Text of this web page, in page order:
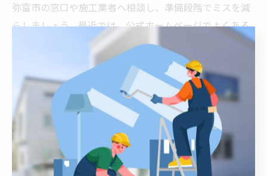
弥富市の窓口や施工業者へ相談し、準備段階でミスを減
らしましょう。最近では、公式ホームページでよくある
質問や書類記入例が掲載されているため、参考にすると
補助金付き外壁塗装の費用最適化
ガイド
外壁塗装補助金を使った費用相場の見極め方